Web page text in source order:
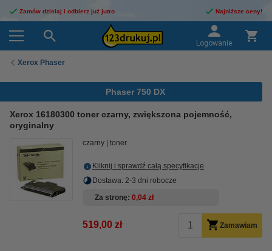
Zamów dzisiaj i odbierz już jutro Najniższe ceny!
Logowanie
Xerox Phaser
Phaser 750 DX
Xerox 16180300 toner czarny, zwiększona pojemność,
oryginalny
czarny toner
Kliknij i sprawdź całą specyfikacje
Dostawa: 2-3 dni robocze
Za stronę 0,04 zł
519,00 zł Zamawiam